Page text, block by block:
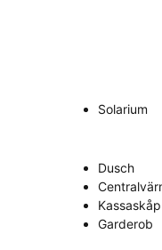
Solarium
Dusch
Garderob